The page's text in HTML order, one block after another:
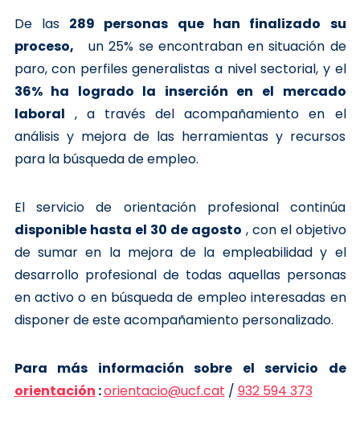
De las 289 personas que han finalizado su
proceso, un 25% se encontraban en situación de
paro, con perfiles generalistas a nivel sectorial, y el
36% ha logrado la inserción en el mercado
laboral , a través del acompañamiento en el
análisis y mejora de las herramientas y recursos
para la búsqueda de empleo.
El servicio de orientación profesional continúa
disponible hasta el 30 de agosto , con el objetivo
de sumar en la mejora de la empleabilidad y el
desarrollo profesional de todas aquellas personas
en activo o en búsqueda de empleo interesadas en
disponer de este acompañamiento personalizado.
Para más información sobre el servicio de
orientación :orientacio@ucf.cat / 932 594 373